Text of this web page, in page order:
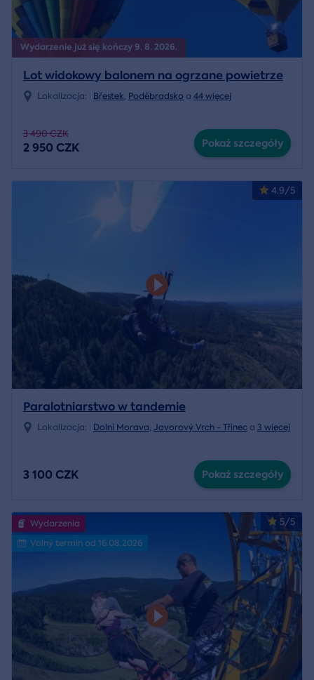
Wydarzenie już się kończy 9. 8. 2026.
Lot widokowy balonem na ogrzane powietrze
Lokalizacja: Břestek, Poděbradsko a 44 więcej
3 490 CZK
2 950 CZK Pokaż szczegóły
4.9/5
Paralotniarstwo w tandemie
Lokalizacja: Dolní Morava, Javorový Vrch - Třinec a 3 więcej
3 100 CZK Pokaż szczegóły
5/5
Wydarzenia
Volný termín od 16.08.2026